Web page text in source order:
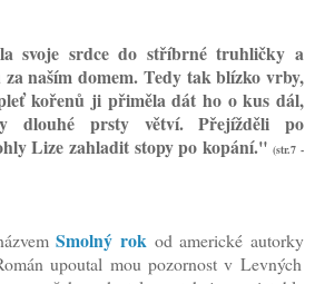
svoje srdce do stříbrné truhličky a
naším domem. Tedy tak blízko vrby,
kořenů ji přiměla dát ho o kus dál,
dlouhé prsty větví. Přejížděli po
Lize zahladit stopy po kopání."(str.7 -
Smolný rok od americké autorky
upoutal mou pozornost v Levných